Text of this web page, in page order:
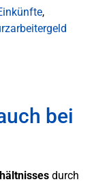
,
bei
durch